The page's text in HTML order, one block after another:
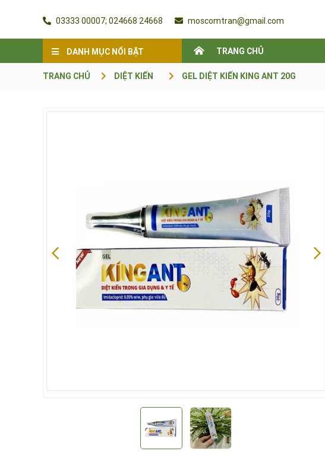
03333 00007; 024668 24668 moscomtran@gmail.com
DANH MỤC NỔI BẬT TRANG CHỦ
TRANG CHỦ DIỆT KIẾN GEL DIỆT KIẾN KING ANT 20G